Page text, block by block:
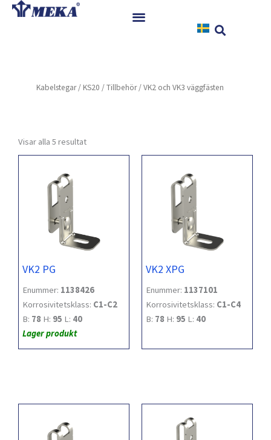
Hoppa
Referenser
Kabelstegar/ KS20 /Tillbehör/ VK2 och VK3 väggfästen
Visar alla 5 resultat
VK2 PG
Enummer: 1138426
Korrosivitetsklass: C1-C2
B: 78 H: 95 L: 40
Lager produkt
VK2 XPG
Enummer: 1137101
Korrosivitetsklass: C1-C4
B: 78 H: 95 L: 40